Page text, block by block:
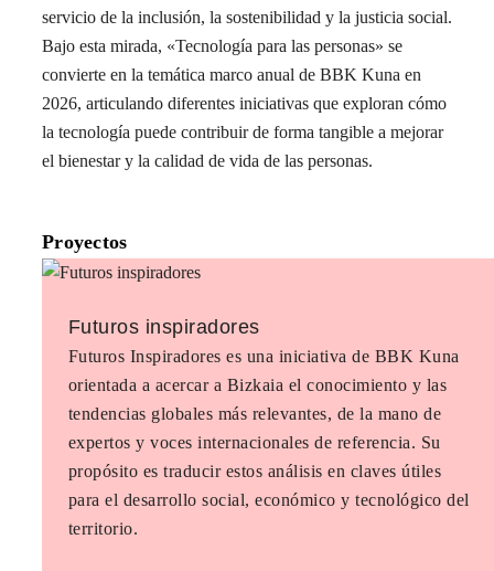
servicio de la inclusión, la sostenibilidad y la justicia social.
Bajo esta mirada, «Tecnología para las personas» se
convierte en la temática marco anual de BBK Kuna en
2026, articulando diferentes iniciativas que exploran cómo
la tecnología puede contribuir de forma tangible a mejorar
el bienestar y la calidad de vida de las personas.
Proyectos
Futuros inspiradores
Futuros Inspiradores es una iniciativa de BBK Kuna
orientada a acercar a Bizkaia el conocimiento y las
tendencias globales más relevantes, de la mano de
expertos y voces internacionales de referencia. Su
propósito es traducir estos análisis en claves útiles
para el desarrollo social, económico y tecnológico del
territorio.